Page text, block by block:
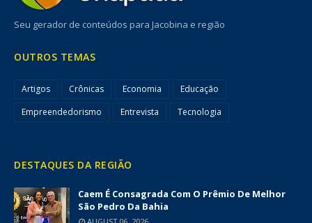
Seu gerador de conteúdos para Jacobina e região
OUTROS TEMAS
Artigos Crônicas Economia
Educação
Empreendedorismo
Entrevista Tecnologia
DESTAQUES DA REGIÃO
Caem É Consagrada Com O Prêmio De Melhor
São Pedro Da Bahia